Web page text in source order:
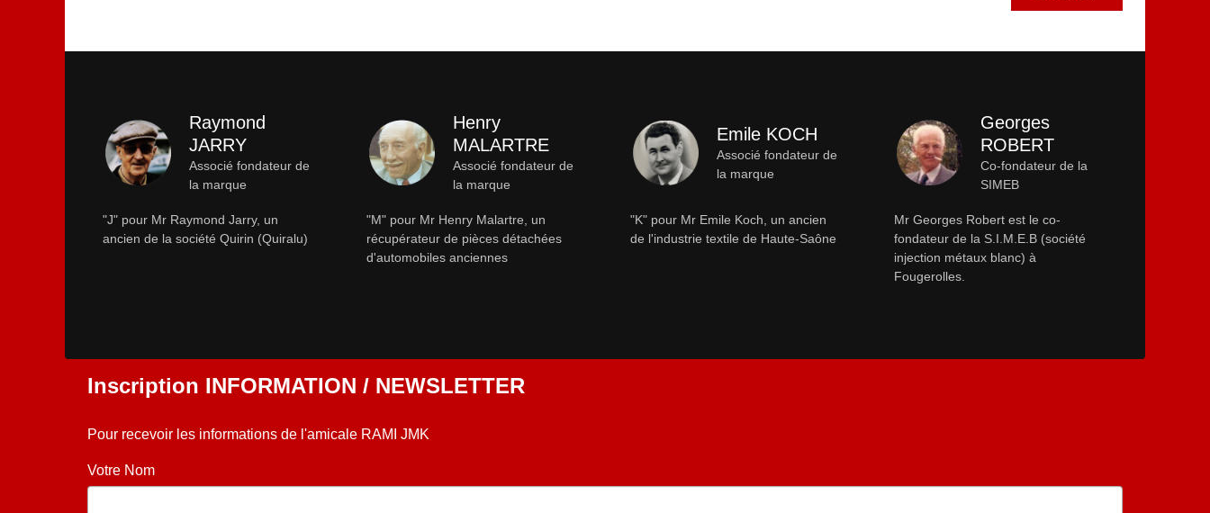
Raymond
JARRY
Associé fondateur de
la marque
"J" pour Mr Raymond Jarry, un
ancien de la société Quirin (Quiralu)
Henry
MALARTRE
Associé fondateur de
la marque
"M" pour Mr Henry Malartre, un
récupérateur de pièces détachées
d'automobiles anciennes
Emile KOCH
Associé fondateur de
la marque
"K" pour Mr Emile Koch, un ancien
de l'industrie textile de Haute-Saône
Georges
ROBERT
Co-fondateur de la
SIMEB
Mr Georges Robert est le co-
fondateur de la S.I.M.E.B (société
injection métaux blanc) à
Fougerolles.
Inscription INFORMATION / NEWSLETTER
Pour recevoir les informations de l'amicale RAMI JMK
Votre Nom